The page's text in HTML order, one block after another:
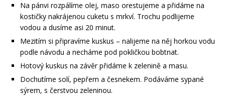
Na pánvi rozpálíme olej, maso orestujeme a přidáme na
kostičky nakrájenou cuketu s mrkví. Trochu podlijeme
vodou a dusíme asi 20 minut.
Mezitím si připravíme kuskus – nalijeme na něj horkou vodu
podle návodu a necháme pod pokličkou bobtnat.
Hotový kuskus na závěr přidáme k zelenině a masu.
Dochutíme solí, pepřem a česnekem. Podáváme sypané
sýrem, s čerstvou zeleninou.